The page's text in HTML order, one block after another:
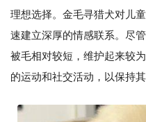
理想选择。金毛寻猎犬对儿
速建立深厚的情感联系。尽
被毛相对较短，维护起来较
的运动和社交活动，以保持